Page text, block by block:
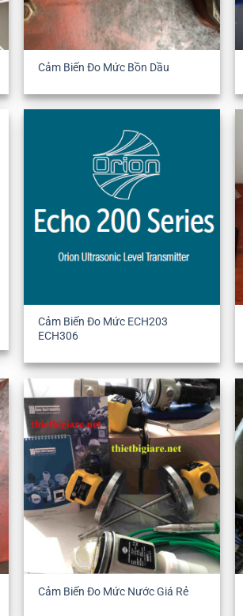
Cảm Biến Đo Mức Bồn Dầu
Cảm Biến Đo Mức ECH203
ECH306
Cảm Biến Đo Mức Nước Giá Rẻ